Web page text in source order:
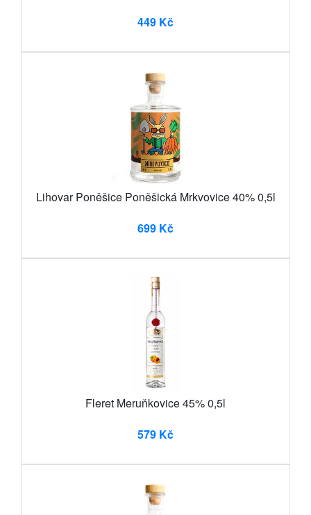
449 Kč
Lihovar Poněšice Poněšická Mrkvovice 40% 0,5l
699 Kč
Fleret Meruňkovice 45% 0,5l
579 Kč